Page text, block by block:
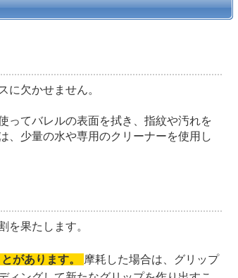
に欠かせません。
ってバレルの表面を拭き、指紋や汚れを
、少量の水や専用のクリーナーを使用し
を果たします。
があります。
摩耗した場合は、グリップ